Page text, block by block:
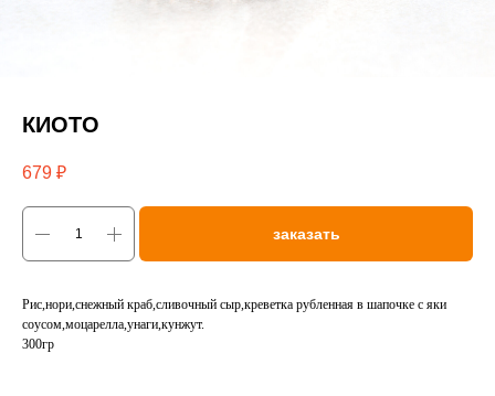
КИОТО
679 ₽
заказать
Рис,нори,снежный краб,сливочный сыр,креветка рубленная в шапочке с яки
соусом,моцарелла,унаги,кунжут.
300гр